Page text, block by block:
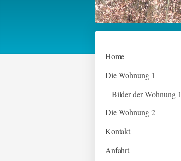
Home
Die Wohnung 1
Bilder der Wohnung 1
Die Wohnung 2
Kontakt
Anfahrt